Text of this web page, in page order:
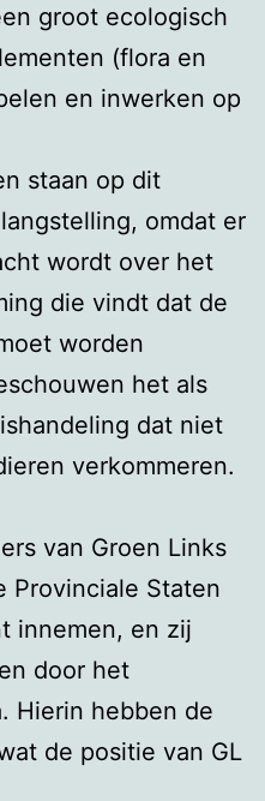
groot ecologisch
(flora en
en inwerken op
staan op dit
omdat er
wordt over het
die vindt dat de
worden
het als
dat niet
verkommeren.
van Groen Links
Provinciale Staten
innemen, en zij
door het
Hierin hebben de
de positie van GL